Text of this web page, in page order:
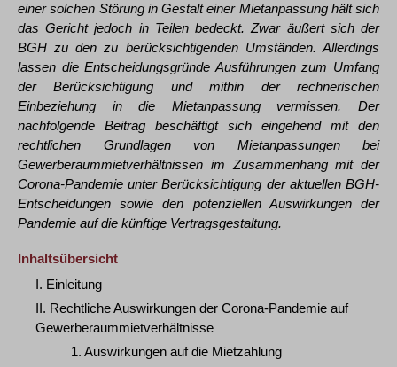
einer solchen Störung in Gestalt einer Mietanpassung hält sich
das Gericht jedoch in Teilen bedeckt. Zwar äußert sich der
BGH zu den zu berücksichtigenden Umständen. Allerdings
lassen die Entscheidungsgründe Ausführungen zum Umfang
der Berücksichtigung und mithin der rechnerischen
Einbeziehung in die Mietanpassung vermissen. Der
nachfolgende Beitrag beschäftigt sich eingehend mit den
rechtlichen Grundlagen von Mietanpassungen bei
Gewerberaummietverhältnissen im Zusammenhang mit der
Corona-Pandemie unter Berücksichtigung der aktuellen BGH-
Entscheidungen sowie den potenziellen Auswirkungen der
Pandemie auf die künftige Vertragsgestaltung.
Inhaltsübersicht
I. Einleitung
II. Rechtliche Auswirkungen der Corona-Pandemie auf
Gewerberaummietverhältnisse
1. Auswirkungen auf die Mietzahlung